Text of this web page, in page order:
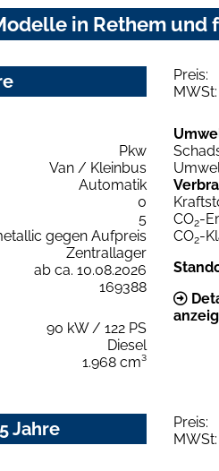
in Rethem und
Preis:
MWSt:
Pkw
Van / Kleinbus
Automatik
0
5
gegen Aufpreis
Zentrallager
ab ca. 10.08.2026
169388
90 kW / 122 PS
Diesel
1.968 cm³
CO2-
CO2-
Jahre Preis:
MWSt: